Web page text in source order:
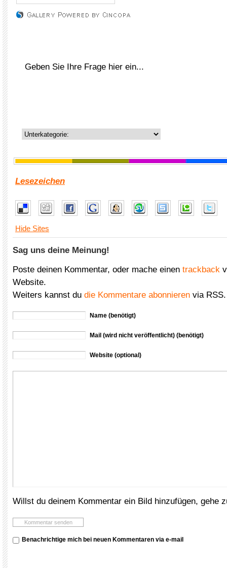
Lesezeichen
Hide Sites
Sag uns deine Meinung!
Poste deinen Kommentar, oder mache einen trackback
Website.
Weiters kannst du die Kommentare abonnieren via RSS.
Name (benötigt)
Mail (wird nicht veröffentlicht) (benötigt)
Website (optional)
Willst du deinem Kommentar ein Bild hinzufügen, gehe
Benachrichtige mich bei neuen Kommentaren via e-mail